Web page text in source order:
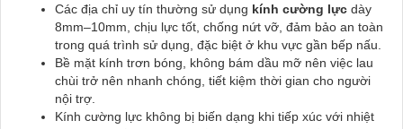
Các địa chỉ uy tín thường sử dụng kính cường lực dày
8mm–10mm, chịu lực tốt, chống nứt vỡ, đảm bảo an toàn
trong quá trình sử dụng, đặc biệt ở khu vực gần bếp nấu.
Bề mặt kính trơn bóng, không bám dầu mỡ nên việc lau
chùi trở nên nhanh chóng, tiết kiệm thời gian cho người
nội trợ.
Kính cường lực không bị biến dạng khi tiếp xúc với nhiệt